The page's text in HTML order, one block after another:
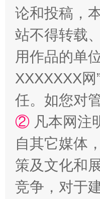
论和投稿，
站不得转载
用作品的单
XXXXXXX
任。如您对
② 凡本网注
自其它媒体
策及文化和
竞争，对于